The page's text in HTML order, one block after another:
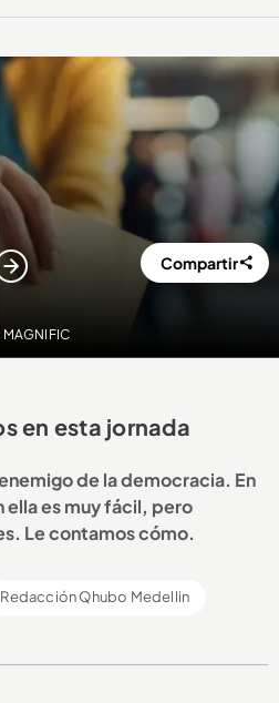
Compartir
en esta jornada
de la democracia. En
ella es muy fácil, pero
Le contamos cómo.
Redacción Qhubo Medellin